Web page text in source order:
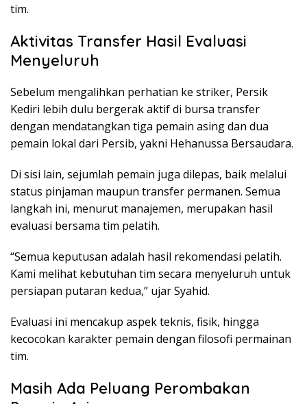
tim.
Aktivitas Transfer Hasil Evaluasi
Menyeluruh
Sebelum mengalihkan perhatian ke striker, Persik
Kediri lebih dulu bergerak aktif di bursa transfer
dengan mendatangkan tiga pemain asing dan dua
pemain lokal dari Persib, yakni Hehanussa Bersaudara.
Di sisi lain, sejumlah pemain juga dilepas, baik melalui
status pinjaman maupun transfer permanen. Semua
langkah ini, menurut manajemen, merupakan hasil
evaluasi bersama tim pelatih.
“Semua keputusan adalah hasil rekomendasi pelatih.
Kami melihat kebutuhan tim secara menyeluruh untuk
persiapan putaran kedua,” ujar Syahid.
Evaluasi ini mencakup aspek teknis, fisik, hingga
kecocokan karakter pemain dengan filosofi permainan
tim.
Masih Ada Peluang Perombakan